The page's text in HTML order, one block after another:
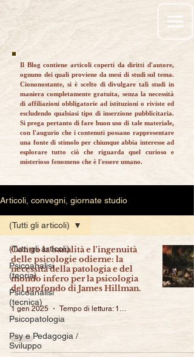
Il Blog contiene articoli coperti da diritti d'autore,
ognuno dei quali proviene da mesi di studi sul tema.
Ciononostante, si è scelto di divulgare tali studi in
maniera completamente gratuita, senza la necessità
di affiliazioni obbligatorie ad istituzioni o riviste ed
escludendo qualsiasi tipo di inserzione pubblicitaria.
Si prega pertanto di fare buon uso di tale materiale,
con l'augurio che i contenuti possano rappresentare
una fonte di stimolo per chiunque abbia interesse ad
esplorare tutto ciò che riguarda quel curioso e
misterioso fenomeno che è l'essere umano.
Articoli, convegni, giornate studio
(Tutti gli articoli)
Psicoanalisi
(teoria)
Psicoanalisi
(tecnica)
Psicopatologia
Psy e Pedagogia /
Sviluppo
(Tutti gli articoli)
Contro la banalità e l'ingenuità
delle psicologie odierne: la
necessità della patologia e del
mondo infero per la psicologia
del profondo di James Hillman.
1 gen 2025 Tempo di lettura: 12 min